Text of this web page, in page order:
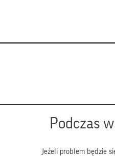
Podczas
Jeżeli problem będzie